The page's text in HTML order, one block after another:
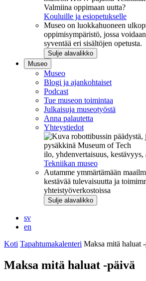
Valmiina oppimaan uutta?
Kouluille ja esiopetukselle
Museo on luokkahuoneen
oppimisympäristö, jossa
syventää eri sisältöjen opetusta.
Sulje alavalikko
Museo
Museo
Blogi ja ajankohtaiset
Podcast
Tue museon toimintaa
Julkaisuja museotyöstä
Anna palautetta
Yhteystiedot
ilo, yhdenvertaisuus, kestävyys,
Tekniikan museo
Autamme ymmärtämään
kestävää tulevaisuutta ja
yhteistyöverkostoissa
Sulje alavalikko
sv
en
Koti Tapahtumakalenteri Maksa mitä haluat
Maksa mitä haluat -päivä